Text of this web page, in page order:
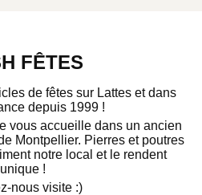
FÊTES
de fêtes sur Lattes et dans
depuis 1999 !
vous accueille dans un ancien
Montpellier. Pierres et poutres
notre local et le rendent
unique !
nous visite :)